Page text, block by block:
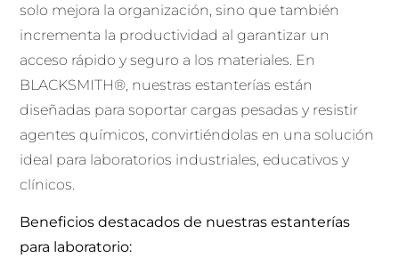
solo mejora la organización, sino que también
incrementa la productividad al garantizar un
acceso rápido y seguro a los materiales. En
BLACKSMITH®, nuestras estanterías están
diseñadas para soportar cargas pesadas y resistir
agentes químicos, convirtiéndolas en una solución
ideal para laboratorios industriales, educativos y
clínicos.
Beneficios destacados de nuestras estanterías
para laboratorio: